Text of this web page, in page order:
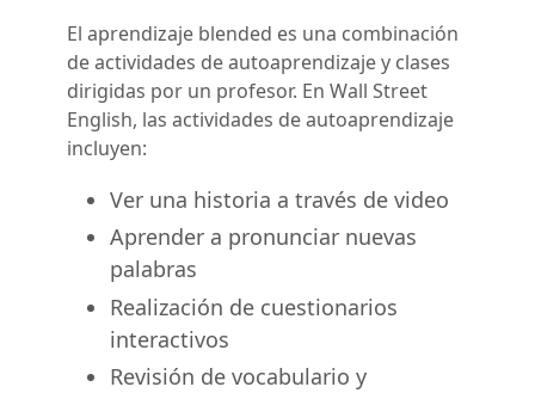
El aprendizaje blended es una combinación
de actividades de autoaprendizaje y clases
dirigidas por un profesor. En Wall Street
English, las actividades de autoaprendizaje
incluyen:
Ver una historia a través de video
Aprender a pronunciar nuevas
palabras
Realización de cuestionarios
interactivos
Revisión de vocabulario y